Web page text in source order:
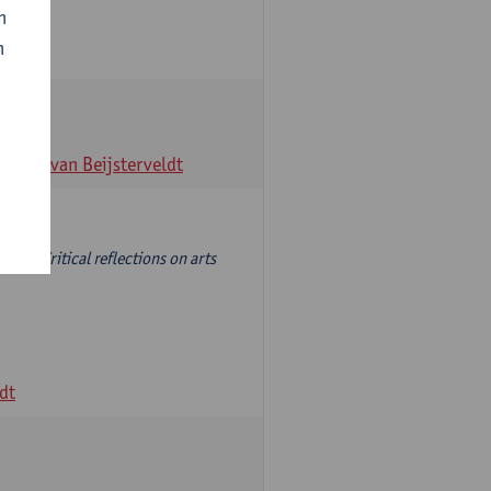
Ellis van Beijsterveldt
dan 'Critical reflections on arts